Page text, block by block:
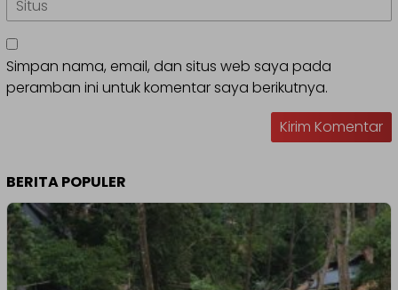
Simpan nama, email, dan situs web saya pada
peramban ini untuk komentar saya berikutnya.
BERITA POPULER